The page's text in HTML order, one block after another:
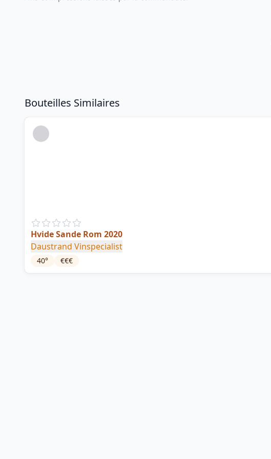
Bouteilles Similaires
Hvide Sande Rom 2020
Daustrand Vinspecialist
40° €€€